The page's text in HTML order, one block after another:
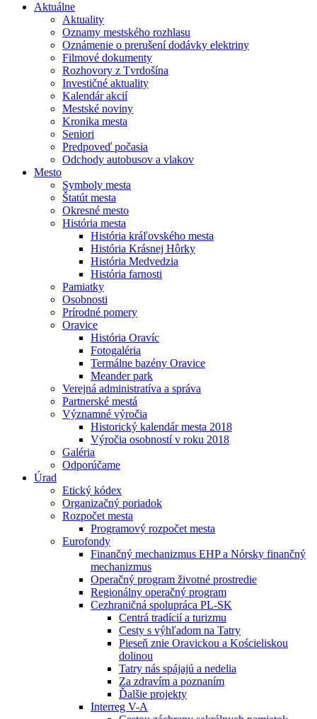
Aktuálne
Aktuality
Oznamy mestského rozhlasu
Oznámenie o prerušení dodávky elektriny
Filmové dokumenty
Rozhovory z Tvrdošína
Investičné aktuality
Kalendár akcií
Mestské noviny
Kronika mesta
Seniori
Predpoveď počasia
Odchody autobusov a vlakov
Mesto
Symboly mesta
Štatút mesta
Okresné mesto
História mesta
História kráľovského mesta
História Krásnej Hôrky
História Medvedzia
História farnosti
Pamiatky
Osobnosti
Prírodné pomery
Oravice
História Oravíc
Fotogaléria
Termálne bazény Oravice
Meander park
Verejná administratíva a správa
Partnerské mestá
Významné výročia
Historický kalendár mesta 2018
Výročia osobností v roku 2018
Galéria
Odporúčame
Úrad
Etický kódex
Organizačný poriadok
Rozpočet mesta
Programový rozpočet mesta
Eurofondy
Finančný mechanizmus EHP a Nórsky finančný
mechanizmus
Operačný program životné prostredie
Regionálny operačný program
Cezhraničná spolupráca PL-SK
Centrá tradícií a turizmu
Cesty s výhľadom na Tatry
Pieseň znie Oravickou a Kościeliskou
dolinou
Tatry nás spájajú a nedelia
Za zdravím a poznaním
Ďalšie projekty
Interreg V-A